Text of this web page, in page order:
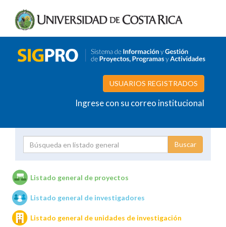
USUARIOS REGISTRADOS
Ingrese con su correo institucional
Unidades de investigación
Listado general de proyectos
Listado general de investigadores
Listado general de unidades de investigación